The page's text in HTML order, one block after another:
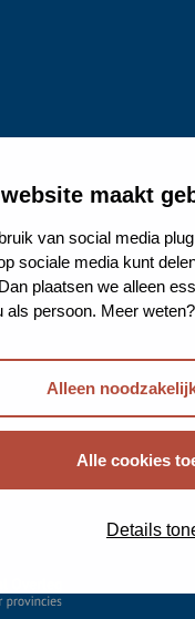
website maakt
van social media
sociale media kunt
plaatsen we alleen
als persoon. Meer
Alleen
Alle cookies
Details
link